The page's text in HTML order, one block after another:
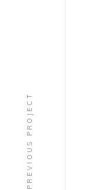
PREVIOUS PROJECT